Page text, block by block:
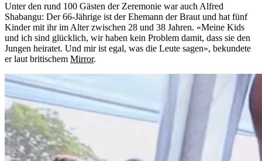
Unter den rund 100 Gästen der Zeremonie war auch Alfred
Shabangu: Der 66-Jährige ist der Ehemann der Braut und hat fünf
Kinder mit ihr im Alter zwischen 28 und 38 Jahren. «Meine Kids
und ich sind glücklich, wir haben kein Problem damit, dass sie den
Jungen heiratet. Und mir ist egal, was die Leute sagen», bekundete
er laut britischem Mirror.